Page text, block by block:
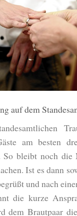
auf dem
am besten
So bleibt noch die
Ist es dann
und nach
die kurze
dem Brautpaar